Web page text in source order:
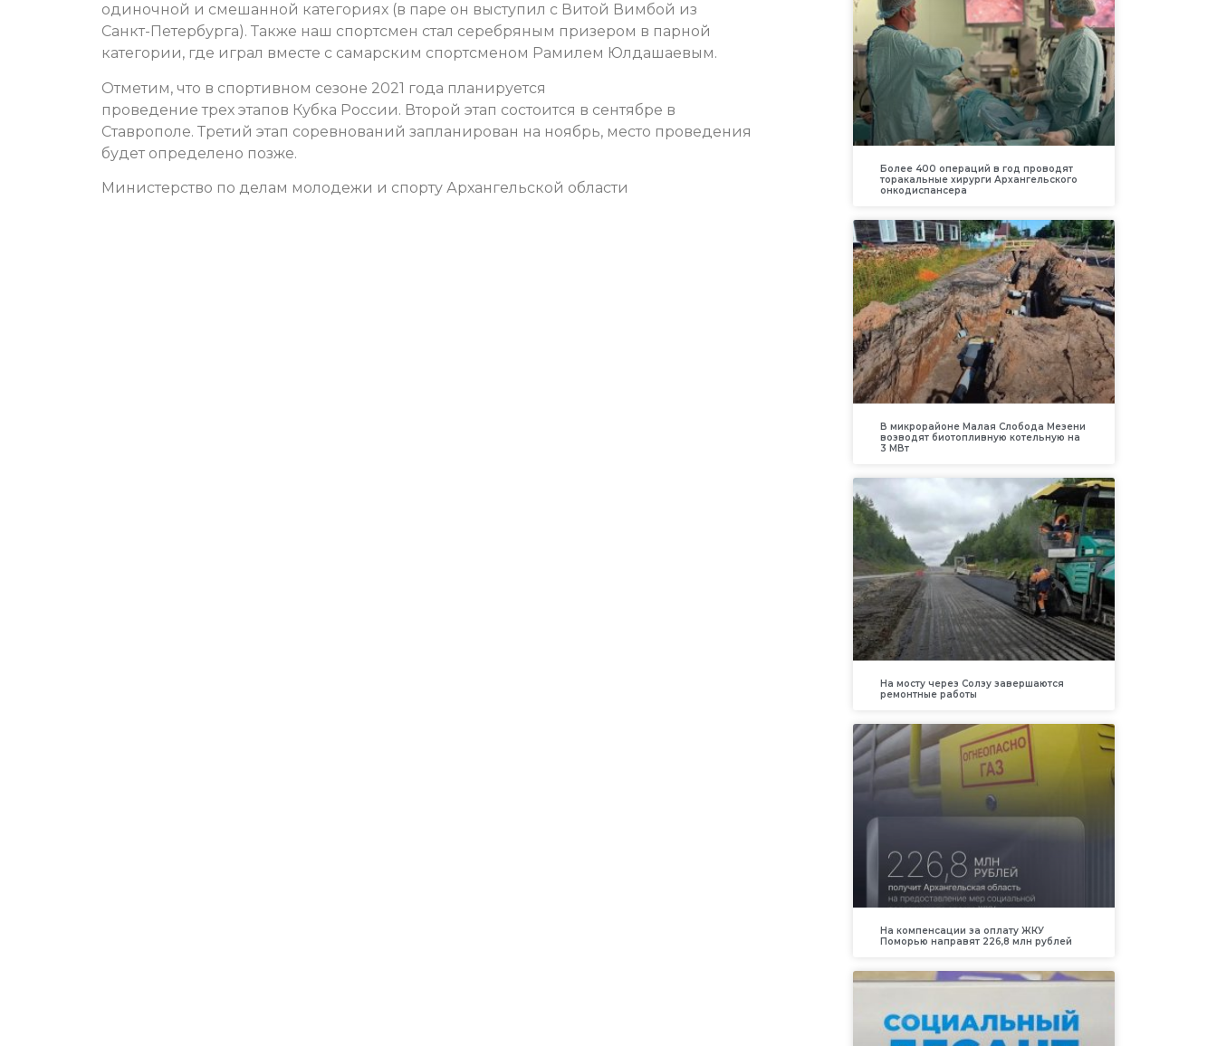
одиночной и смешанной категориях (в паре он выступил с Витой Вимбой из
Санкт-Петербурга). Также наш спортсмен стал серебряным призером в парной
категории, где играл вместе с самарским спортсменом Рамилем Юлдашаевым.
Отметим, что в спортивном сезоне 2021 года планируется
проведение трех этапов Кубка России. Второй этап состоится в сентябре в
Ставрополе. Третий этап соревнований запланирован на ноябрь, место проведения
будет определено позже.
Министерство по делам молодежи и спорту Архангельской области
Более 400 операций в год проводят
торакальные хирурги Архангельского
онкодиспансера
В микрорайоне Малая Слобода Мезени
возводят биотопливную котельную на
3 МВт
На мосту через Солзу завершаются
ремонтные работы
На компенсации за оплату ЖКУ
Поморью направят 226,8 млн рублей